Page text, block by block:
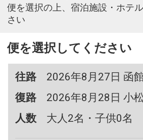
便を選択の上、宿泊施設・ホテ
さい
便を選択してください
往路
2026年8月27日 函
復路
2026年8月28日 小
人数
大人2名・子供0名